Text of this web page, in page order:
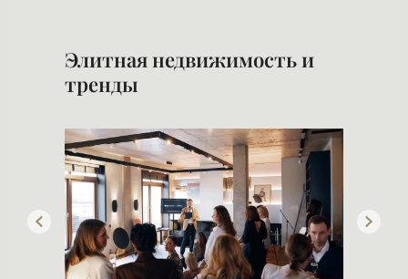
Элитная недвижимость и
тренды